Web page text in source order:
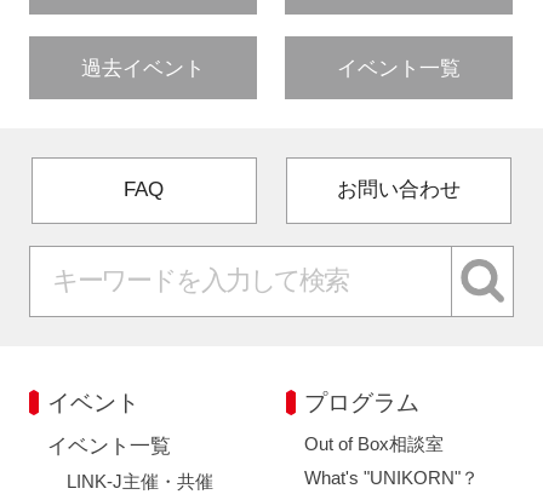
過去イベント イベント一覧
FAQ お問い合わせ
イベント
イベント一覧
LINK-J主催・共催
プログラム
Out of Box相談室
What's "UNIKORN"？